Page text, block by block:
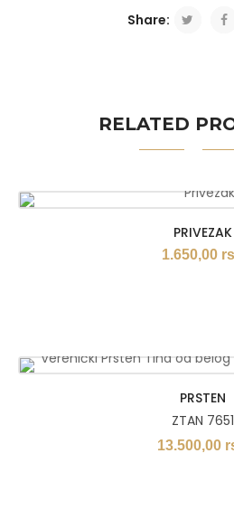
Share:
RELATED
PRIVEZAK
1.650,00
PRSTEN
ZTAN 7651
13.500,00